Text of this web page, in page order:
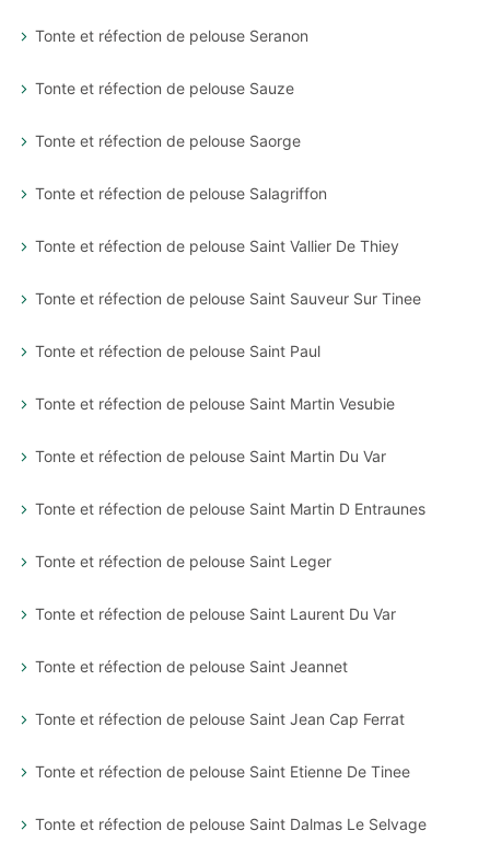
Tonte et réfection de pelouse Seranon
Tonte et réfection de pelouse Sauze
Tonte et réfection de pelouse Saorge
Tonte et réfection de pelouse Salagriffon
Tonte et réfection de pelouse Saint Vallier De Thiey
Tonte et réfection de pelouse Saint Sauveur Sur Tinee
Tonte et réfection de pelouse Saint Paul
Tonte et réfection de pelouse Saint Martin Vesubie
Tonte et réfection de pelouse Saint Martin Du Var
Tonte et réfection de pelouse Saint Martin D Entraunes
Tonte et réfection de pelouse Saint Leger
Tonte et réfection de pelouse Saint Laurent Du Var
Tonte et réfection de pelouse Saint Jeannet
Tonte et réfection de pelouse Saint Jean Cap Ferrat
Tonte et réfection de pelouse Saint Etienne De Tinee
Tonte et réfection de pelouse Saint Dalmas Le Selvage